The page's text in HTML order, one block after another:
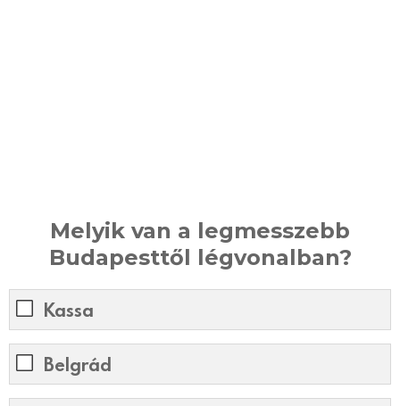
Melyik van a legmesszebb
Budapesttől légvonalban?
Kassa
Belgrád